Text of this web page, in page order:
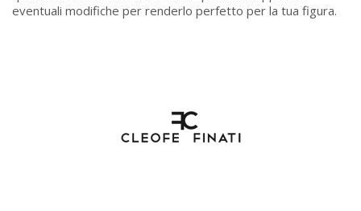
eventuali modifiche per renderlo perfetto per la tua figura.